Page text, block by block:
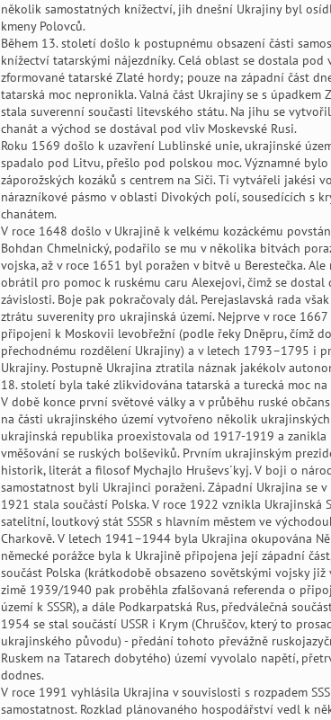
několik samostatných knížectví, jih dnešní Ukrajiny byl
kmeny Polovců.
Během 13. století došlo k postupnému obsazení části
knížectví tatarskými nájezdníky. Celá oblast se dostala pod
zformované tatarské Zlaté hordy; pouze na západní část
tatarská moc nepronikla. Valná část Ukrajiny se s úpadkem
stala suverenní současti litevského státu. Na jihu se
chanát a východ se dostával pod vliv Moskevské Rusi.
Roku 1569 došlo k uzavření Lublinské unie, ukrajinské
spadalo pod Litvu, přešlo pod polskou moc. Významné
záporožských kozáků s centrem na Siči. Ti vytvářeli jakési
nárazníkové pásmo v oblasti Divokých polí, sousedících s
chanátem.
V roce 1648 došlo v Ukrajině k velkému kozáckému
Bohdan Chmelnický, podařilo se mu v několika bitvách
vojska, až v roce 1651 byl poražen v bitvě u Berestečka.
obrátil pro pomoc k ruskému caru Alexejovi, čimž se dostal
závislosti. Boje pak pokračovaly dál. Perejaslavská rada
ztrátu suverenity pro ukrajinská území. Nejprve v roce
připojeni k Moskovii levobřežní (podle řeky Dněpru, čímž
přechodnému rozdělení Ukrajiny) a v letech 1793–1795 i
Ukrajiny. Postupně Ukrajina ztratila náznak jakékolv
18. století byla také zlikvidována tatarská a turecká moc
V době konce první světové války a v průběhu ruské
na části ukrajinského území vytvořeno několik
ukrajinská republika proexistovala od 1917-1919 a zanikla
vměšování se ruských bolševiků. Prvním ukrajinským
historik, literát a filosof Mychajlo Hruševs´kyj. V boji o
samostatnost byli Ukrajinci poraženi. Západní Ukrajina se
1921 stala součástí Polska. V roce 1922 vznikla Ukrajinská
satelitní, loutkový stát SSSR s hlavním městem ve
Charkově. V letech 1941–1944 byla Ukrajina okupována
německé porážce byla k Ukrajině připojena její západní
součást Polska (krátkodobě obsazeno sovětskými vojsky již
zimě 1939/1940 pak proběhla zfalšovaná referenda o
území k SSSR), a dále Podkarpatská Rus, předválečná
1954 se stal součástí USSR i Krym (Chruščov, který to
ukrajinského původu) - předání tohoto převážně
Ruskem na Tatarech dobytého) území vyvolalo napětí,
dodnes.
V roce 1991 vyhlásila Ukrajina v souvislosti s rozpadem
samostatnost. Rozklad plánovaného hospodářství vedl k